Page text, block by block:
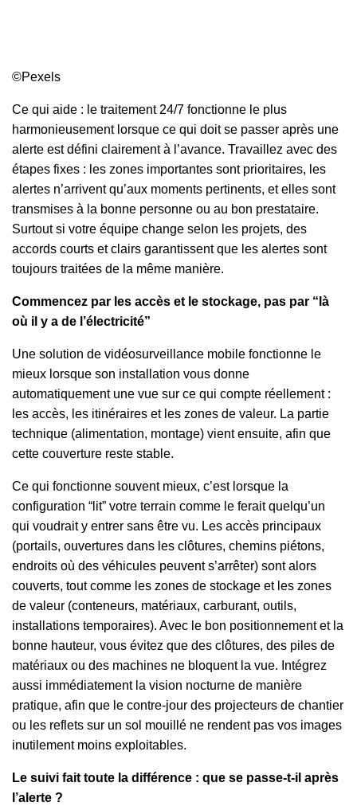
©Pexels
Ce qui aide : le traitement 24/7 fonctionne le plus
harmonieusement lorsque ce qui doit se passer après une
alerte est défini clairement à l’avance. Travaillez avec des
étapes fixes : les zones importantes sont prioritaires, les
alertes n’arrivent qu’aux moments pertinents, et elles sont
transmises à la bonne personne ou au bon prestataire.
Surtout si votre équipe change selon les projets, des
accords courts et clairs garantissent que les alertes sont
toujours traitées de la même manière.
Commencez par les accès et le stockage, pas par “là
où il y a de l’électricité”
Une solution de vidéosurveillance mobile fonctionne le
mieux lorsque son installation vous donne
automatiquement une vue sur ce qui compte réellement :
les accès, les itinéraires et les zones de valeur. La partie
technique (alimentation, montage) vient ensuite, afin que
cette couverture reste stable.
Ce qui fonctionne souvent mieux, c’est lorsque la
configuration “lit” votre terrain comme le ferait quelqu’un
qui voudrait y entrer sans être vu. Les accès principaux
(portails, ouvertures dans les clôtures, chemins piétons,
endroits où des véhicules peuvent s’arrêter) sont alors
couverts, tout comme les zones de stockage et les zones
de valeur (conteneurs, matériaux, carburant, outils,
installations temporaires). Avec le bon positionnement et la
bonne hauteur, vous évitez que des clôtures, des piles de
matériaux ou des machines ne bloquent la vue. Intégrez
aussi immédiatement la vision nocturne de manière
pratique, afin que le contre-jour des projecteurs de chantier
ou les reflets sur un sol mouillé ne rendent pas vos images
inutilement moins exploitables.
Le suivi fait toute la différence : que se passe-t-il après
l’alerte ?